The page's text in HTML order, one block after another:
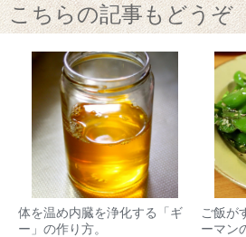
こちらの記事もどうぞ
体を温め内臓を浄化する「ギ
ー」の作り方。
ご飯が
ーマン